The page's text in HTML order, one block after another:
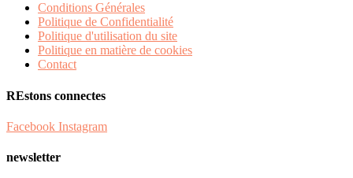
Conditions Générales
Politique de Confidentialité
Politique d'utilisation du site
Politique en matière de cookies
Contact
REstons connectes
Facebook Instagram
newsletter